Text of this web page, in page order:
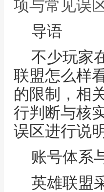
项与常见误
导语
不少玩家
联盟怎么样
的限制，相
行判断与核
误区进行说
账号体系
英雄联盟